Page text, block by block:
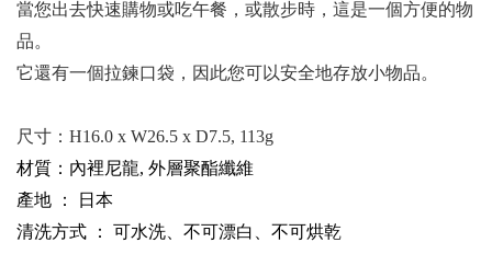
當您出去快速購物或吃午餐，或散步時，這是一個方便的物
品。
它還有一個拉鍊口袋，因此您可以安全地存放小物品。
尺寸： H16.0 x W26.5 x D7.5, 113g
材質：內裡尼龍, 外層聚酯纖維
產地 ： 日本
清洗方式 ： 可水洗、不可漂白、不可烘乾